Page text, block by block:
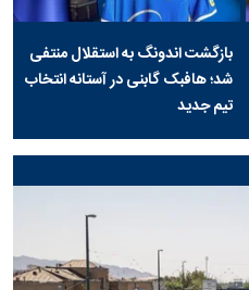
بازگشت اندونگ به استقلال منتفی
شد؛ هافبک گابنی در آستانه انتخاب
تیم جدید